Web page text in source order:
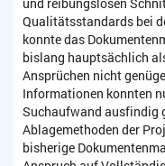
Qualitätsstandards bei
konnte das
bislang hauptsächlich
Ansprüchen nicht
Informationen konnten
Suchaufwand ausfindig
Ablagemethoden der
bisherige